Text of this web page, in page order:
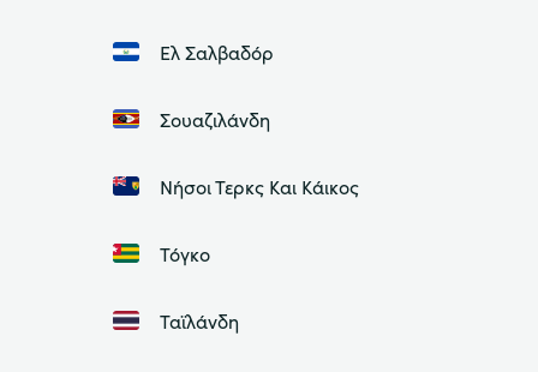
Ελ Σαλβαδόρ
Σουαζιλάνδη
Νήσοι Τερκς Και Κάικος
Τόγκο
Ταϊλάνδη